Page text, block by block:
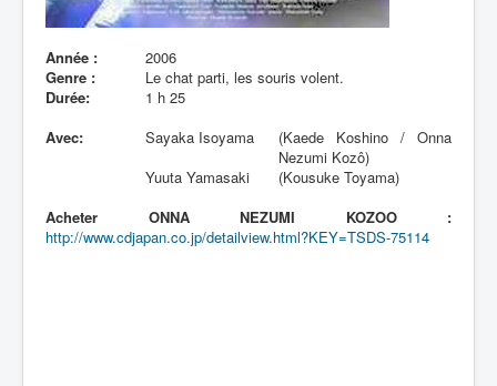
Année :
2006
Genre :
Le chat parti, les souris volent.
Durée:
1 h 25
Avec:
Sayaka Isoyama
(Kaede Koshino / Onna
Nezumi Kozô)
Yuuta Yamasaki
(Kousuke Toyama)
Acheter ONNA NEZUMI KOZOO :
http://www.cdjapan.co.jp/detailview.html?KEY=TSDS-75114